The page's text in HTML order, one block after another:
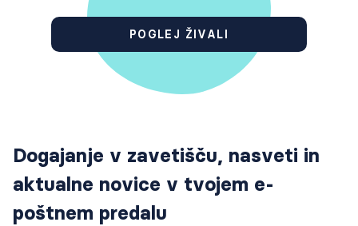
POGLEJ ŽIVALI
Dogajanje v zavetišču, nasveti in
aktualne novice v tvojem e-
poštnem predalu